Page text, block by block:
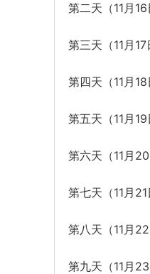
第二天（11月
第三天（11月
第四天（11月
第五天（11月
第六天（11月
第七天（11月
第八天（11月
第九天（11月